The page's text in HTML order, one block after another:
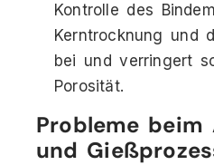
Kontrolle des
Kerntrocknung und
bei und verringert
Porosität.
Probleme
und